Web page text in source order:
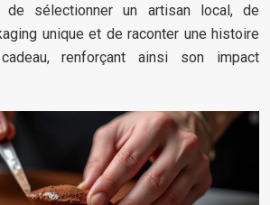
sélectionner un artisan local, de
unique et de raconter une histoire
renforçant ainsi son impact